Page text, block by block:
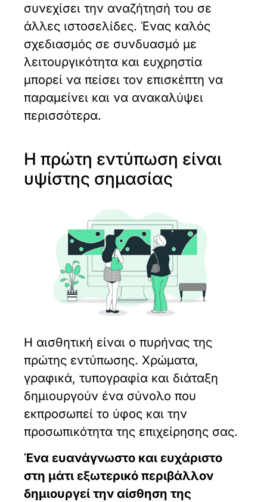
συνεχίσει την αναζήτησή του σε
άλλες ιστοσελίδες. Ένας καλός
σχεδιασμός σε συνδυασμό με
λειτουργικότητα και ευχρηστία
μπορεί να πείσει τον επισκέπτη να
παραμείνει και να ανακαλύψει
περισσότερα.
Η πρώτη εντύπωση είναι
υψίστης σημασίας
Η αισθητική είναι ο πυρήνας της
πρώτης εντύπωσης. Χρώματα,
γραφικά, τυπογραφία και διάταξη
δημιουργούν ένα σύνολο που
εκπροσωπεί το ύφος και την
προσωπικότητα της επιχείρησης σας.
Ένα ευανάγνωστο και ευχάριστο
στη μάτι εξωτερικό περιβάλλον
δημιουργεί την αίσθηση της